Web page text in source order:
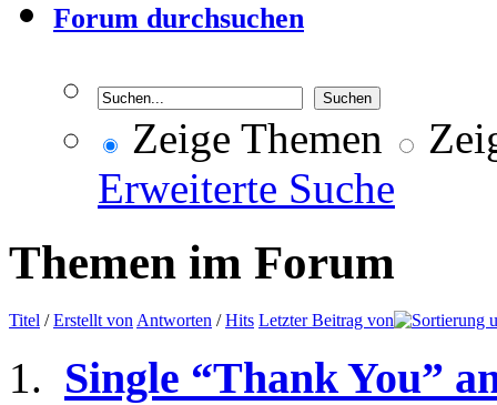
Forum durchsuchen
Zeige Themen
Erweiterte Suche
Themen im Forum
Titel /Erstellt vonAntworten /Hits Letzter Beitrag von
Single “Thank You”